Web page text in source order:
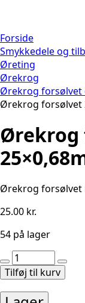
Forside
Smykkedele og
Øreting
Ørekrog
Ørekrog forsølvet
Ørekrog forsølvet
Ørekrog
Ørekrog forsølvet
25.00 kr.
54 på lager
Ørekrog
forsølvet
25x0,68mm
med
Tilføj til kurv